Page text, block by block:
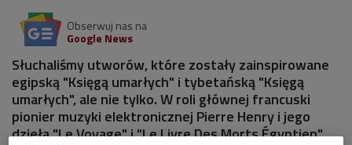
Obserwuj nas na
Google News
Słuchaliśmy utworów, które zostały zainspirowane
egipską "Księgą umarłych" i tybetańską "Księgą
umarłych", ale nie tylko. W roli głównej francuski
pionier muzyki elektronicznej Pierre Henry i jego
dzieła "Le Voyage" i "Le Livre Des Morts Égyptien".